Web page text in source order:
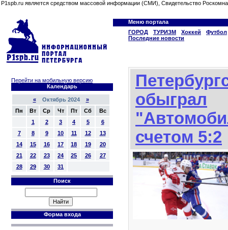
P1spb.ru является средством массовой информации (СМИ), Свидетельство
Меню портала
ГОРОД
ТУРИЗМ Хоккей
Футбол
Последние новости
Перейти на мобильную версию
Календарь
«Октябрь 2024 »
Пн
Вт Ср Чт Пт Сб
Вс
1
2 3 4 5
6
7
8 9 10 11 12
13
14
15 16 17 18 19
20
21
22 23 24 25 26
27
28
29 30 31
Поиск
Форма входа
обыграл
счетом 5:2